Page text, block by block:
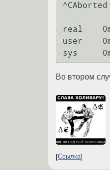
real	0m50.247s
user	0m0.010s
Во втором
Ссылка